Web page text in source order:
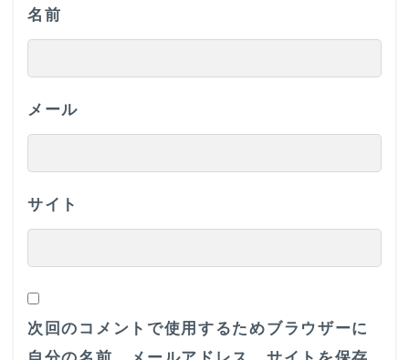
名前
メール
サイト
次回のコメントで使用するためブラウザーに